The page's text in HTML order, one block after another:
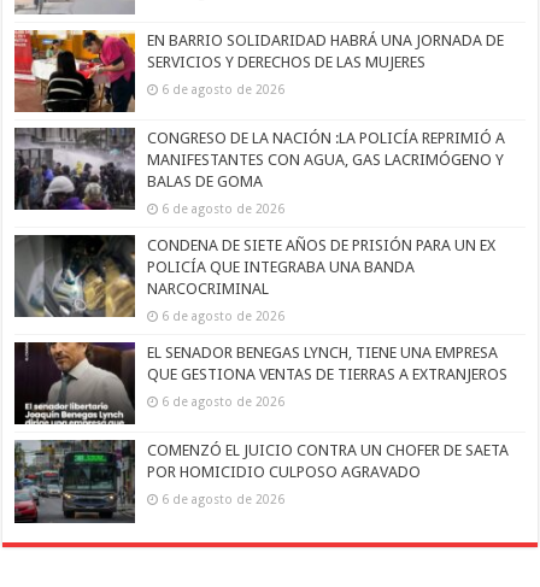
EN BARRIO SOLIDARIDAD HABRÁ UNA JORNADA DE
SERVICIOS Y DERECHOS DE LAS MUJERES
6 de agosto de 2026
CONGRESO DE LA NACIÓN :LA POLICÍA REPRIMIÓ A
MANIFESTANTES CON AGUA, GAS LACRIMÓGENO Y
BALAS DE GOMA
6 de agosto de 2026
CONDENA DE SIETE AÑOS DE PRISIÓN PARA UN EX
POLICÍA QUE INTEGRABA UNA BANDA
NARCOCRIMINAL
6 de agosto de 2026
EL SENADOR BENEGAS LYNCH, TIENE UNA EMPRESA
QUE GESTIONA VENTAS DE TIERRAS A EXTRANJEROS
6 de agosto de 2026
COMENZÓ EL JUICIO CONTRA UN CHOFER DE SAETA
POR HOMICIDIO CULPOSO AGRAVADO
6 de agosto de 2026